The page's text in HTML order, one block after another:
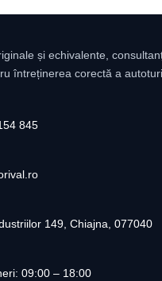
și echivalente,
întreținerea corectă a
845
149, Chiajna, 077040
09:00 – 18:00